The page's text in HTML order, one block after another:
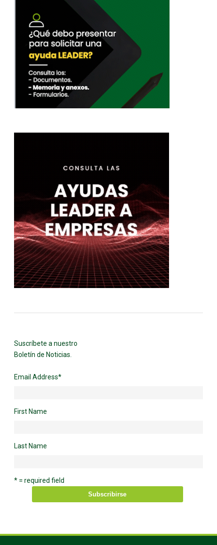
Suscríbete a nuestro
Boletín de Noticias.
Email Address*
First Name
Last Name
* = required field